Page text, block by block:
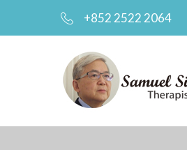
+852 2522 2064